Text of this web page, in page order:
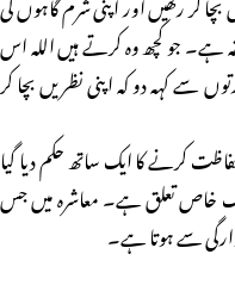
ہے۔ جو کچھ وہ کرتے ہیں اللہ اس
کہہ دو کہ اپنی نظریں بچا کر
کرنے کا ایک ساتھ حکم دیا گیا
خاص تعلق ہے۔ معاشرہ میں جس
سے ہوتا ہے۔